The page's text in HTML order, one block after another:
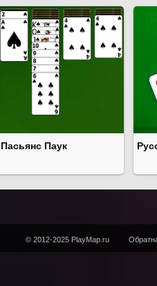
Пасьянс Паук
© 2012-2025 PlayMap.ru